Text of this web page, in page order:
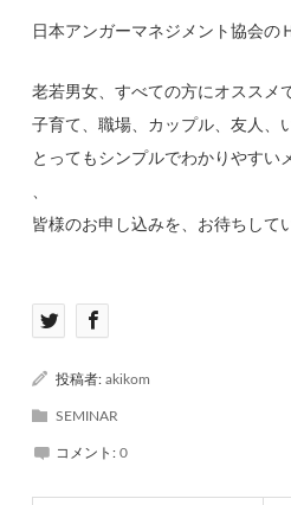
日本アンガーマネジメント協会の
老若男女、すべての方にオススメ
子育て、職場、カップル、友人、
とってもシンプルでわかりやすい
皆様のお申し込みを、お待ちして
投稿者:akikom
SEMINAR
コメント:0